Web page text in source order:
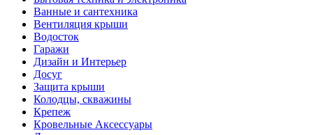
Ванные и сантехника
Вентиляция крыши
Водосток
Гаражи
Дизайн и Интерьер
Досуг
Защита крыши
Колодцы, скважины
Крепеж
Кровельные Аксессуары